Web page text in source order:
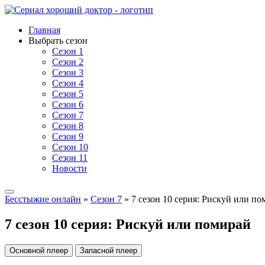
Главная
Выбрать сезон
Сезон 1
Сезон 2
Сезон 3
Сезон 4
Сезон 5
Сезон 6
Сезон 7
Сезон 8
Сезон 9
Сезон 10
Сезон 11
Новости
Бесстыжие онлайн » Сезон 7 » 7 сезон 10 серия: Рискуй или
7 сезон 10 серия: Рискуй или помирай
Основной плеер Запасной плеер